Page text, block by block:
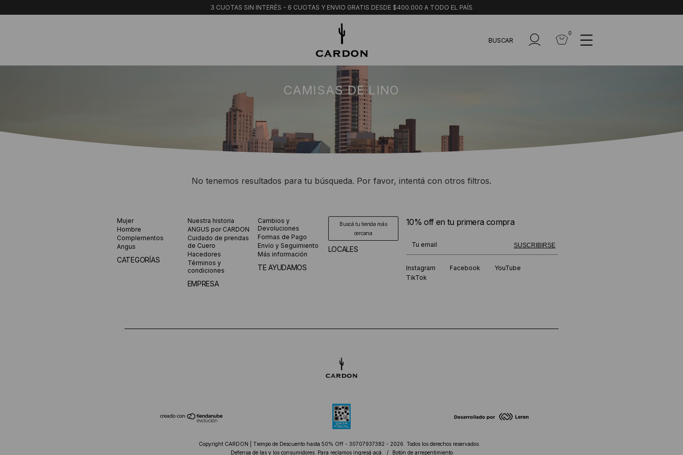
3 CUOTAS SIN INTERÉS - 6 CUOTAS Y ENVIO GRATIS DESDE $400.000 A TODO EL PAÍS
BUSCAR
0
CAMISAS DE LINO
No tenemos resultados para tu búsqueda. Por favor, intentá con otros filtros.
Mujer
Hombre
Complementos
Angus
CATEGORÍAS
Nuestra historia
ANGUS por CARDON
Cuidado de prendas
de Cuero
Hacedores
Términos y
condiciones
EMPRESA
Cambios y
Devoluciones
Formas de Pago
Envío y Seguimiento
Más información
TE AYUDAMOS
Buscá tu tienda más
cercana
LOCALES
10% off en tu primera compra
SUSCRIBIRSE
¡Te suscribiste exitosamente!
Instagram Facebook
YouTube
TikTok
Copyright CARDON | Tiempo de Descuento hasta 50% Off - 30707937382 - 2026. Todos los derechos reservados.
Defensa de las y los consumidores. Para reclamos ingresá acá. / Botón de arrepentimiento